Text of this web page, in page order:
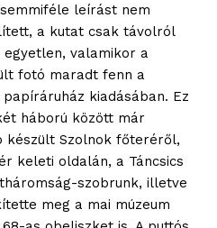
leírást nem
a kutat csak távolról
valamikor a
fotó maradt fenn a
kiadásában. Ez
háború között már
készült Szolnok főteréről,
keleti oldalán, a Táncsics
szobrunk, illetve
meg a mai múzeum